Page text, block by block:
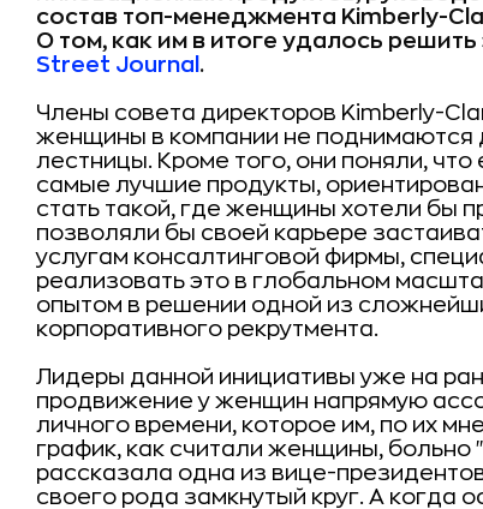
состав топ-менеджмента Kimberly-
О том, как им в итоге удалось
Street Journal .
Члены совета директоров Kimberly-
женщины в компании не поднимаются
лестницы. Кроме того, они поняли,
самые лучшие продукты,
стать такой, где женщины хотели бы
позволяли бы своей карьере
услугам консалтинговой фирмы,
реализовать это в глобальном
опытом в решении одной из
корпоративного рекрутмента.
Лидеры данной инициативы уже на
продвижение у женщин напрямую
личного времени, которое им, по их
график, как считали женщины, больно
рассказала одна из вице-
своего рода замкнутый круг. А когда